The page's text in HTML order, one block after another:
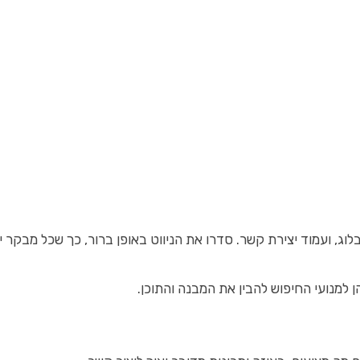
ועמוד יצירת קשר. סדרו את הניווט באופן ברור, כך שכל מבקר